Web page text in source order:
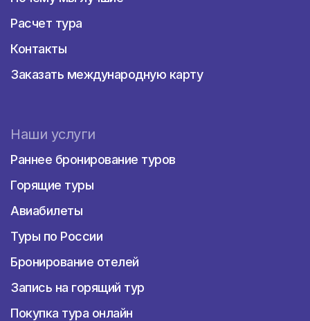
Расчет тура
Контакты
Заказать международную карту
Наши услуги
Раннее бронирование туров
Горящие туры
Авиабилеты
Туры по России
Бронирование отелей
Запись на горящий тур
Покупка тура онлайн